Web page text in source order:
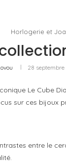
Horlogerie et
28
Le Cube
sur ces bijoux
entre le